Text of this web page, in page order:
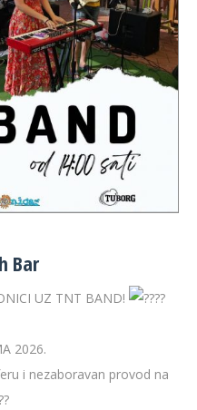
Bar
UZ TNT BAND!
2026.
i nezaboravan provod na